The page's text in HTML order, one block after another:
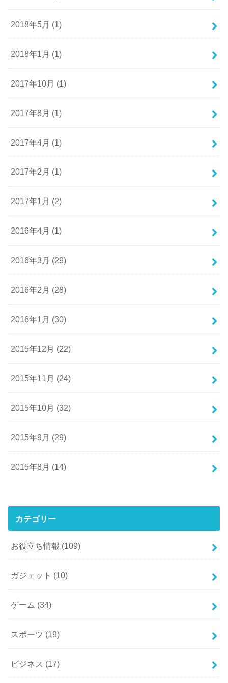
2018年5月 (1)
2018年1月 (1)
2017年10月 (1)
2017年8月 (1)
2017年4月 (1)
2017年2月 (1)
2017年1月 (2)
2016年4月 (1)
2016年3月 (29)
2016年2月 (28)
2016年1月 (30)
2015年12月 (22)
2015年11月 (24)
2015年10月 (32)
2015年9月 (29)
2015年8月 (14)
カテゴリー
お役立ち情報 (109)
ガジェット (10)
ゲーム (34)
スポーツ (19)
ビジネス (17)